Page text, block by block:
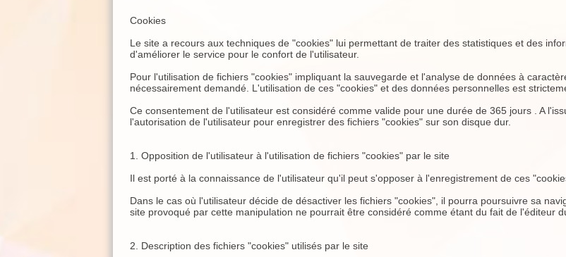
Cookies
Le site a recours aux techniques de "cookies" lui permettant de traiter des statistiques et des
d'améliorer le service pour le confort de l'utilisateur.
Pour l'utilisation de fichiers "cookies" impliquant la sauvegarde et l'analyse de données à
nécessairement demandé. L'utilisation de ces "cookies" et des données personnelles est
Ce consentement de l'utilisateur est considéré comme valide pour une durée de 365 jours . A
l'autorisation de l'utilisateur pour enregistrer des fichiers "cookies" sur son disque dur.
1. Opposition de l'utilisateur à l'utilisation de fichiers "cookies" par le site
Il est porté à la connaissance de l'utilisateur qu'il peut s'opposer à l'enregistrement de ces
Dans le cas où l'utilisateur décide de désactiver les fichiers "cookies", il pourra poursuivre sa
site provoqué par cette manipulation ne pourrait être considéré comme étant du fait de l'éditeur
2. Description des fichiers "cookies" utilisés par le site